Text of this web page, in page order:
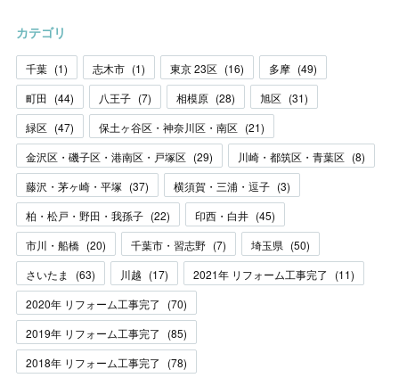
カテゴリ
千葉 (1) 志木市 (1) 東京 23区 (16) 多摩 (49)
町田 (44) 八王子 (7) 相模原 (28) 旭区 (31)
緑区 (47) 保土ヶ谷区・神奈川区・南区 (21)
金沢区・磯子区・港南区・戸塚区 (29) 川崎・都筑区・青葉区 (8)
藤沢・茅ヶ崎・平塚 (37) 横須賀・三浦・逗子 (3)
柏・松戸・野田・我孫子 (22) 印西・白井 (45)
市川・船橋 (20) 千葉市・習志野 (7) 埼玉県 (50)
さいたま
(63) 川越 (17) 2021年 リフォーム工事完了 (11)
2020年 リフォーム工事完了
(70)
2019年 リフォーム工事完了
(85)
2018年 リフォーム工事完了
(78)